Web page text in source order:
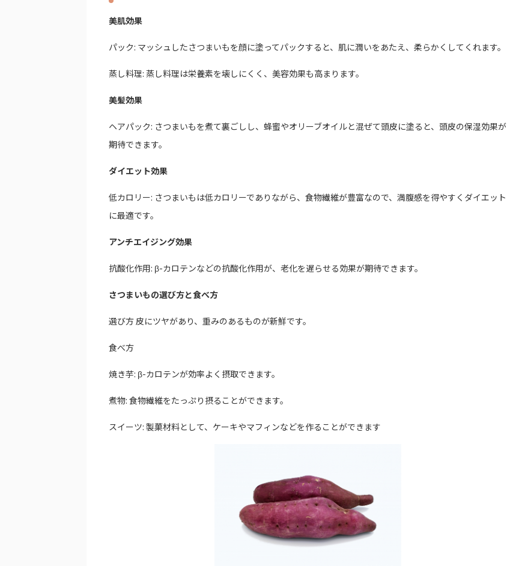
美肌効果
パック: マッシュしたさつまいもを顔に塗ってパックすると、肌に潤いをあたえ、柔らかくしてくれます。
蒸し料理: 蒸し料理は栄養素を壊しにくく、美容効果も高まります。
美髪効果
ヘアパック: さつまいもを煮て裏ごしし、蜂蜜やオリーブオイルと混ぜて頭皮に塗ると、頭皮の保湿効果が
期待できます。
ダイエット効果
低カロリー: さつまいもは低カロリーでありながら、食物繊維が豊富なので、満腹感を得やすくダイエット
に最適です。
アンチエイジング効果
抗酸化作用: β-カロテンなどの抗酸化作用が、老化を遅らせる効果が期待できます。
さつまいもの選び方と食べ方
選び方 皮にツヤがあり、重みのあるものが新鮮です。
食べ方
焼き芋: β-カロテンが効率よく摂取できます。
煮物: 食物繊維をたっぷり摂ることができます。
スイーツ: 製菓材料として、ケーキやマフィンなどを作ることができます